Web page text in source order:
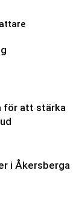
för att stärka
i Åkersberga